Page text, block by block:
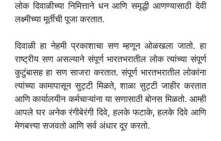
लोक दिवाळीच्या निमित्ताने धन आणि समृद्धी आणण्यासाठी देवी
लक्ष्मीच्या मूर्तीची पूजा करतात.
दिवाळी हा नेहमी प्रकाशाचा सण म्हणून ओळखला जातो. हा
राष्ट्रीय सण असल्याने संपूर्ण भारतभरातील लोक त्यांच्या संपूर्ण
कुटुंबासह हा सण साजरा करतात. संपूर्ण भारतभरातील लोकांना
त्यांच्या कामापासून सुट्टी मिळते, शाळा सुट्टी जाहीर करतात
आणि कार्यालयीन कर्मचाऱ्यांना या सणासाठी बोनस मिळतो. आम्ही
आपले घर अनेक रंगीबेरंगी दिवे, हलके फटाके, हलके दिवे आणि
मेणबत्त्या सजवतो आणि सर्व अंधार दूर करतो.